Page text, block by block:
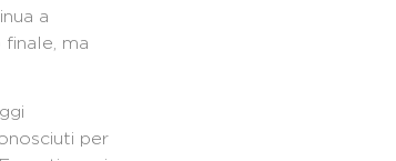
a
ma
per